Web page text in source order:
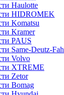
Haulotte
HIDROMEK
Komatsu
Kramer
PAUS
Same-Deutz-
Volvo
XTREME
Zetor
Bomag